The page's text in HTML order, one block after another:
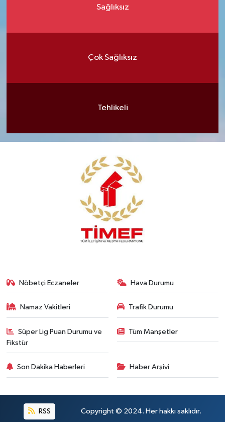
Sağlıksız
Çok Sağlıksız
Tehlikeli
Nöbetçi Eczaneler Hava Durumu
Namaz Vakitleri Trafik Durumu
Süper Lig Puan Durumu ve
Fikstür
Tüm Manşetler
Son Dakika Haberleri Haber Arşivi
RSS Copyright © 2024. Her hakkı saklıdır.